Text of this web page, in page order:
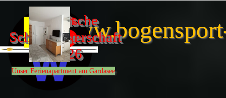
Bayerische
Schulmeisterschaft
2026
Unser Ferienapartment am Gardasee